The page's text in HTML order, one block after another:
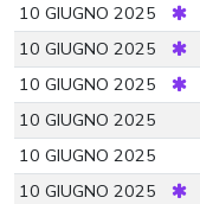
10 GIUGNO 2025
10 GIUGNO 2025
10 GIUGNO 2025
10 GIUGNO 2025
10 GIUGNO 2025
10 GIUGNO 2025